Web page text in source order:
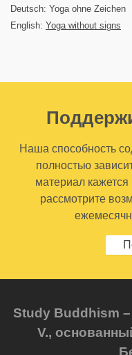
Deutsch: Yoga ohne Zeichen
English: Yoga without signs
Наша способность
полностью
материал
рассмотрите
Study Buddhism
V.,